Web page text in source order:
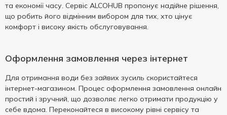
та економії часу. Сервіс ALCOHUB пропонує надійне рішення,
що робить його відмінним вибором для тих, хто цінує
комфорт і високу якість обслуговування.
Оформлення замовлення через інтернет
Для отримання води без зайвих зусиль скористайтеся
інтернет-магазином. Процес оформлення замовлення онлайн
простий і зручний, що дозволяє легко отримати продукцію у
себе вдома. Переконайтеся в високому рівні сервісу та